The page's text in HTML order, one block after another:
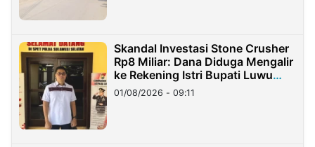
Skandal Investasi Stone Crusher
Rp8 Miliar: Dana Diduga Mengalir
ke Rekening Istri Bupati Luwu
Timur
01/08/2026 - 09:11